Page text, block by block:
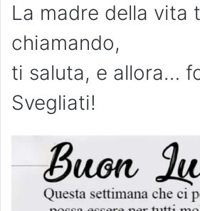
La madre della vita
chiamando,
ti saluta, e allora…
Svegliati!